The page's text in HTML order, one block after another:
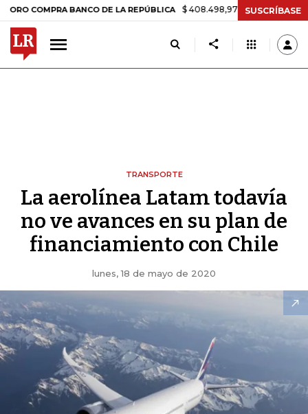
BANCO DE LA REPÚBLICA $ 408.498,97 +$ 8.753,81 +2,19%
SUSCRÍBASE
TRANSPORTE
La aerolínea Latam todavía
no ve avances en su plan de
financiamiento con Chile
lunes, 18 de mayo de 2020